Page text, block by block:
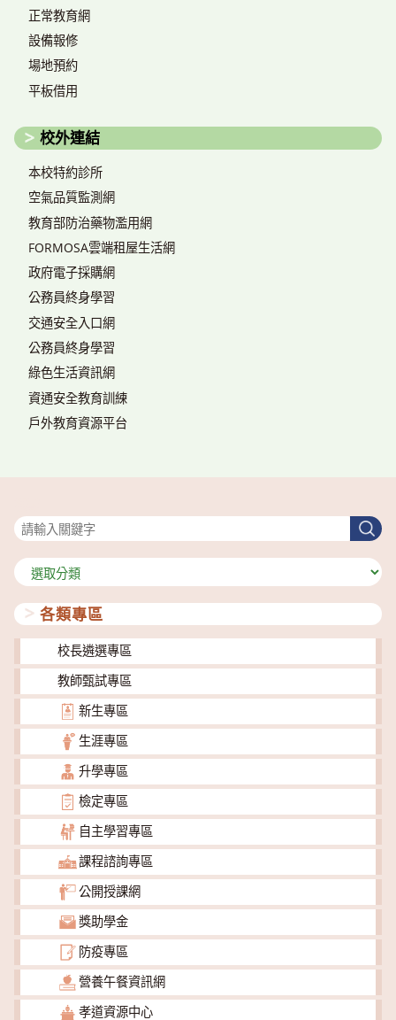
正常教育網
設備報修
場地預約
平板借用
校外連結
本校特約診所
空氣品質監測網
教育部防治藥物濫用網
FORMOSA雲端租屋生活網
政府電子採購網
公務員終身學習
交通安全入口網
公務員終身學習
綠色生活資訊網
資通安全教育訓練
戶外教育資源平台
搜
尋
分
類
各類專區
校長遴選專區
教師甄試專區
新生專區
生涯專區
升學專區
檢定專區
自主學習專區
課程諮詢專區
公開授課網
獎助學金
防疫專區
營養午餐資訊網
孝道資源中心